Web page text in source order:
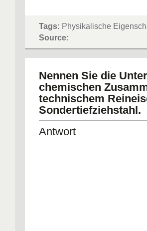
Tags: Physikalische
Source:
Nennen Sie die
chemischen
technischem
Sondertiefziehstahl.
Antwort